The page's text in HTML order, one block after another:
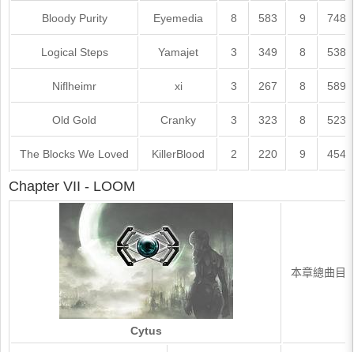
Bloody Purity Eyemedia 8 583 9 748
Logical Steps Yamajet 3 349 8 538
Niflheimr xi 3 267 8 589
Old Gold Cranky 3 323 8 523
The Blocks We Loved KillerBlood 2 220 9 454
Chapter VII - LOOM
Cytus
本章總曲目